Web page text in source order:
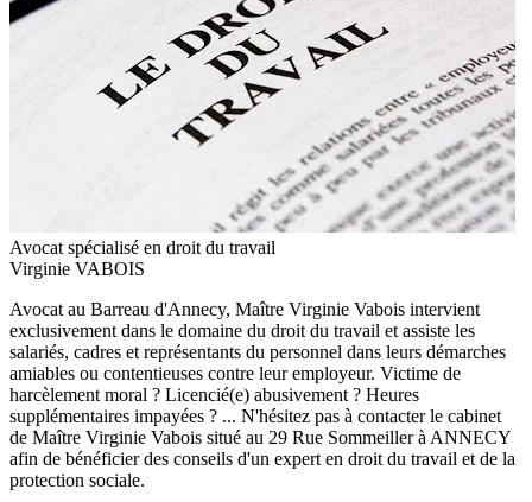
Avocat spécialisé en droit du travail
Virginie VABOIS
Avocat au Barreau d'Annecy, Maître Virginie Vabois intervient
exclusivement dans le domaine du droit du travail et assiste les
salariés, cadres et représentants du personnel dans leurs démarches
amiables ou contentieuses contre leur employeur. Victime de
harcèlement moral ? Licencié(e) abusivement ? Heures
supplémentaires impayées ? ... N'hésitez pas à contacter le cabinet
de Maître Virginie Vabois situé au 29 Rue Sommeiller à ANNECY
afin de bénéficier des conseils d'un expert en droit du travail et de la
protection sociale.